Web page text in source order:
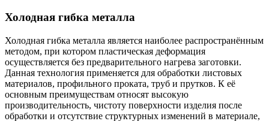
Холодная гибка металла
Холодная гибка металла является наиболее распространённым
методом, при котором пластическая деформация
осуществляется без предварительного нагрева заготовки.
Данная технология применяется для обработки листовых
материалов, профильного проката, труб и прутков. К её
основным преимуществам относят высокую
производительность, чистоту поверхности изделия после
обработки и отсутствие структурных изменений в материале,